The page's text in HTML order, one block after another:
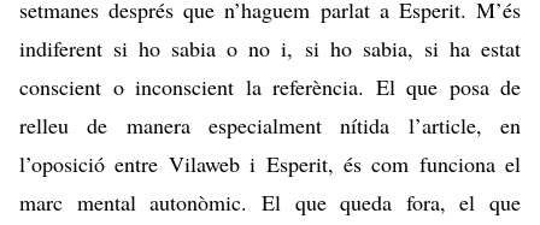
setmanes després quen’haguem parlat a Esperit. M’és
indiferent si ho sabia o no i, si ho sabia, si ha estat
conscient o inconscient la referència. El que posa de
relleu de manera especialment nítida l’article, en
l’oposició entre Vilaweb i Esperit, és com funciona el
marc mental autonòmic. El que queda fora, el que